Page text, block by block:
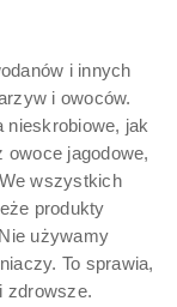
i innych
i owoców.
nieskrobiowe, jak
owoce jagodowe,
wszystkich
produkty
używamy
To sprawia,
zdrowsze.